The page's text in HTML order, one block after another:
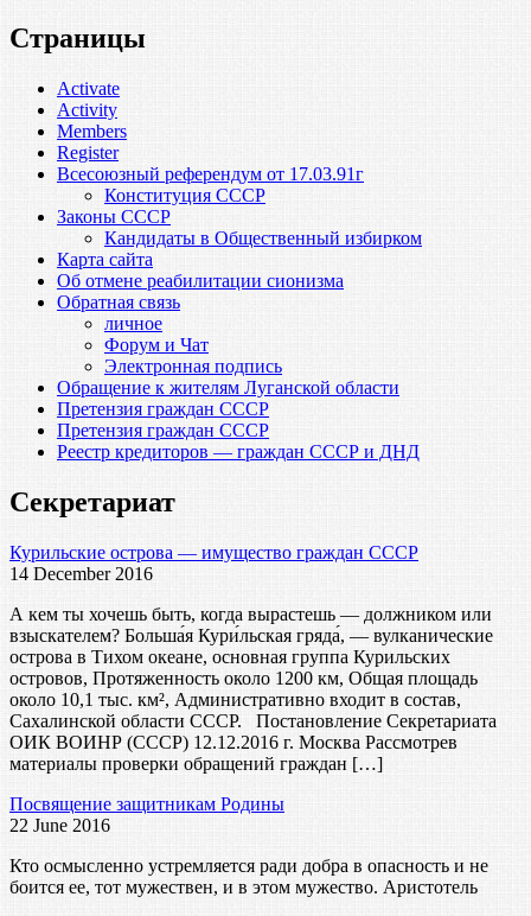
Страницы
Activate
Activity
Members
Register
Всесоюзный референдум от 17.03.91г
Конституция СССР
Законы СССР
Кандидаты в Общественный избирком
Карта сайта
Об отмене реабилитации сионизма
Обратная связь
личное
Форум и Чат
Электронная подпись
Обращение к жителям Луганской области
Претензия граждан СССР
Претензия граждан СССР
Реестр кредиторов — граждан СССР и ДНД
Секретариат
Курильские острова — имущество граждан СССР
14 December 2016
А кем ты хочешь быть, когда вырастешь — должником или
взыскателем? Больша́я Кури́льская гряда́, — вулканические
острова в Тихом океане, основная группа Курильских
островов, Протяженность около 1200 км, Общая площадь
около 10,1 тыс. км², Административно входит в состав,
Сахалинской области СССР. Постановление Секретариата
ОИК ВОИНР (СССР) 12.12.2016 г. Москва Рассмотрев
материалы проверки обращений граждан […]
Посвящение защитникам Родины
22 June 2016
Кто осмысленно устремляется ради добра в опасность и не
боится ее, тот мужествен, и в этом мужество. Аристотель